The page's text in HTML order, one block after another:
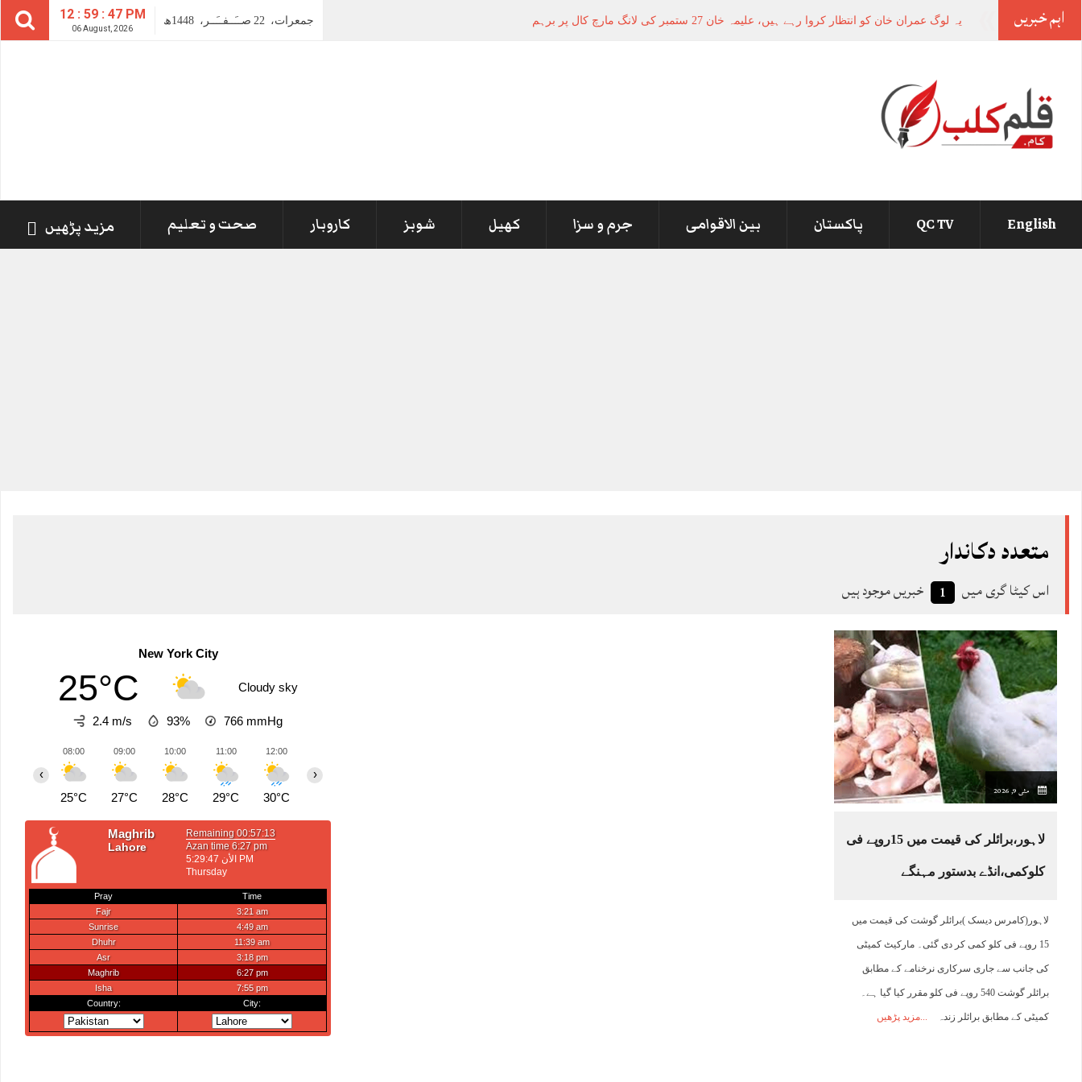
12 : 59 : 48 PM
06 August, 2026
جمعرات، 22 صــَــفــَــر، 1448ھ اہم خبریں
English
QC TV پاکستان بین الاقوامی جرم و سزا کھیل شوبز کاروبار صحت و تعلیم مزید پڑھیں
متعدد دکاندار
اس کیٹا گری میں 1 خبریں موجود ہیں
New York City
25°C Cloudy sky
2.4 m/s 93% 766 mmHg
08:00
25°C
09:00
27°C
10:00
28°C
11:00
29°C
12:00
30°C 26°C
00:00
26°C
01:00
26°C
02:00
25°C
03:00
25°C
‹
›
مئی 9, 2026
لاہور،برائلر کی قیمت میں 15روپے فی
کلوکمی،انڈے بدستور مہنگے
لاہور(کامرس دیسک )برائلر گوشت کی قیمت میں
15 روپے فی کلو کمی کر دی گئی۔ مارکیٹ کمیٹی
کی جانب سے جاری سرکاری نرخنامے کے مطابق
برائلر گوشت 540 روپے فی کلو مقرر کیا گیا ہے۔
کمیٹی کے مطابق برائلر زندہ مزید پڑھیں